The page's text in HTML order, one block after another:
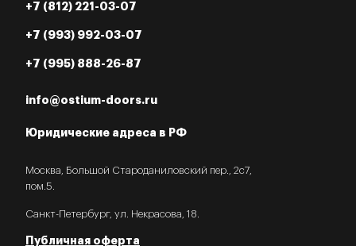
+7 (812) 221-03-07
+7 (993) 992-03-07
+7 (995) 888-26-87
info@ostium-doors.ru
Юридические адреса в РФ
Москва, Большой Староданиловский пер., 2с7,
пом.5.
Санкт-Петербург, ул. Некрасова, 18.
Публичная оферта